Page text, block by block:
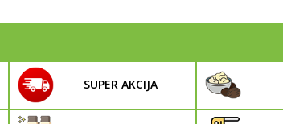
SUPER AKCIJA